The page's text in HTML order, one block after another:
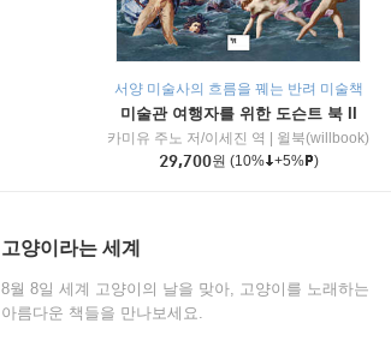
서양 미술사의 흐름을 꿰는 반려 미술책
미술관 여행자를 위한 도슨트 북 II
카미유 주노 저/이세진 역
윌북(willbook)
29,700원 (10% +5% )
고양이라는 세계
8월 8일 세계 고양이의 날을 맞아, 고양이를 노래하는
아름다운 책들을 만나보세요.